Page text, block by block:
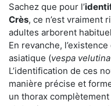
Sachez que pour l’
Crès, ce n’est vraiment
adultes arborent
En revanche,
asiatique (vespa
L’identification de ces
manière précise et
un thorax